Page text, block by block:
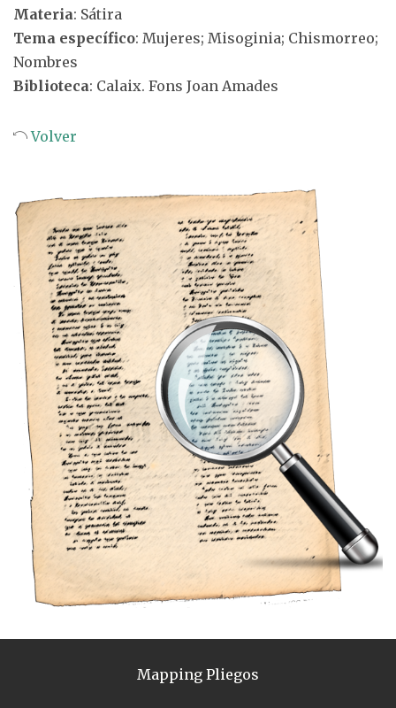
Materia: Sátira
Tema específico: Mujeres; Misoginia; Chismorreo;
Nombres
Biblioteca: Calaix. Fons Joan Amades
Volver
Mapping Pliegos